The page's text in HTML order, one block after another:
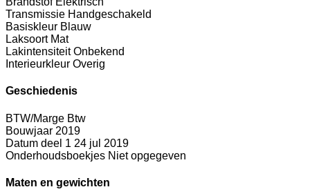
Transmissie Handgeschakeld
Basiskleur Blauw
Laksoort Mat
Lakintensiteit Onbekend
Interieurkleur Overig
Geschiedenis
BTW/Marge Btw
Bouwjaar 2019
Datum deel 1 24 jul 2019
Onderhoudsboekjes Niet opgegeven
Maten en gewichten